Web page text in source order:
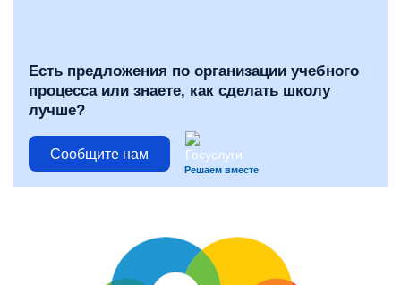
Есть предложения по организации учебного
процесса или знаете, как сделать школу
лучше?
Сообщите нам
Решаем вместе